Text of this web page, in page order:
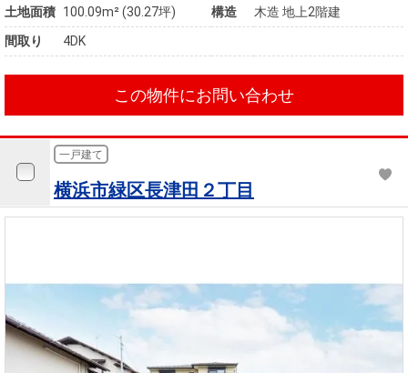
土地面積 100.09m² (30.27坪) 構造
木造 地上2階建
間取り
4DK
この物件にお問い合わせ
一戸建て
横浜市緑区長津田２丁目